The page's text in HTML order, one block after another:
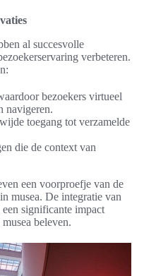
al succesvolle
verbeteren.
bezoekers virtueel
navigeren.
toegang tot verzamelde
die de context van
een voorproefje van de
musea. De integratie van
significante impact
beleven.